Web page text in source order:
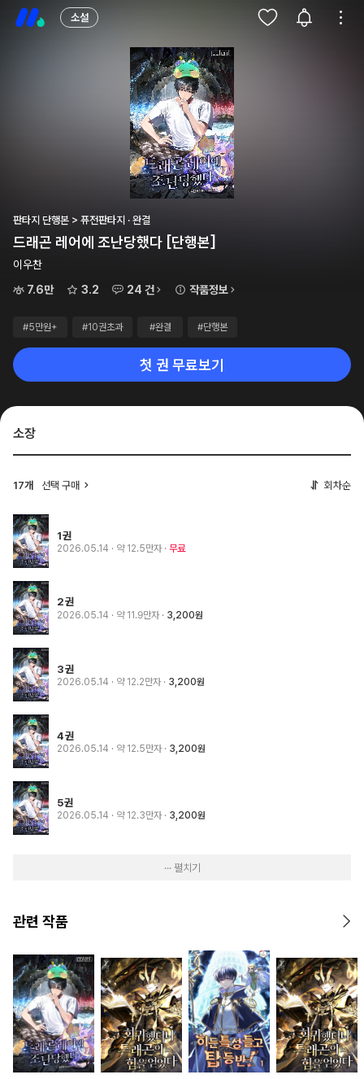
소설
판타지 단행본 > 퓨전판타지 · 완결
드래곤 레어에 조난당했다 [단행본]
이우찬
7.6만
3.2 24 건 작품정보
#5만원+ #10권초과 #완결 #단행본
첫 권 무료보기
소장
17개 선택 구매 회차순
1권
2026.05.14 · 약 12.5만자 무료
2권
2026.05.14 · 약 11.9만자 3,200원
3권
2026.05.14 · 약 12.2만자 3,200원
4권
2026.05.14 · 약 12.5만자 3,200원
5권
2026.05.14 · 약 12.3만자 3,200원
··· 펼치기
관련 작품